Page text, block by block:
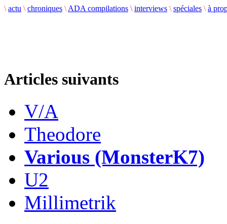
\ actu \ chroniques \ ADA compilations \ interviews \ spéciales \ à
Articles suivants
V/A
Theodore
Various (MonsterK7)
U2
Millimetrik